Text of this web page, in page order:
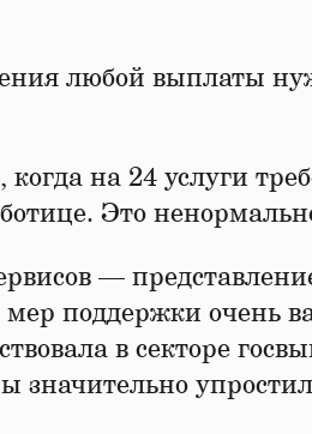
любой выплаты
на 24 услуги
Это
—
поддержки очень
в секторе
значительно